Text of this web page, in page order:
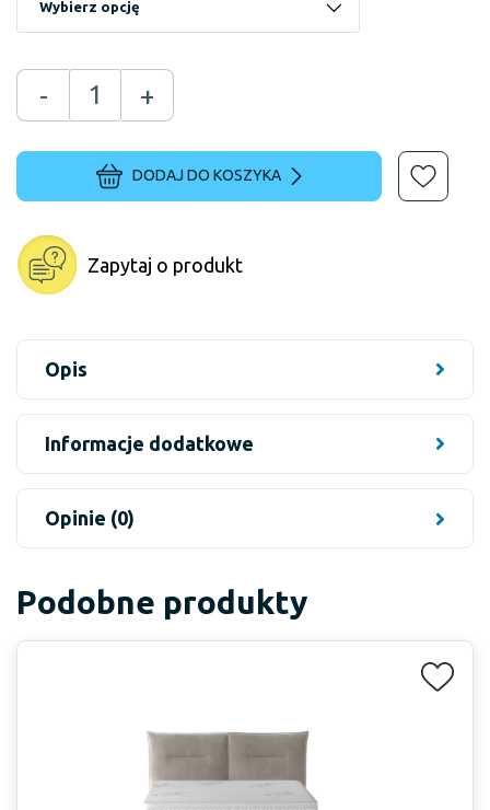
- +
DODAJ DO KOSZYKA
Zapytaj o produkt
Opis
Informacje dodatkowe
Opinie (0)
Podobne produkty